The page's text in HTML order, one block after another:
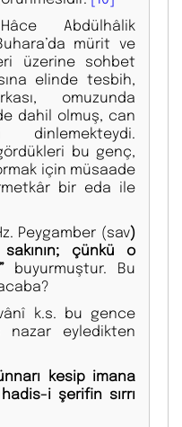
Abdülhâlik
mürit ve
üzerine sohbet
elinde tesbih,
omuzunda
dahil olmuş, can
bu genç,
için müsaade
bir eda ile
Peygamber (sav)
çünkü o
buyurmuştur. Bu
k.s. bu gence
eyledikten
kesip imana
i şerifin sırrı